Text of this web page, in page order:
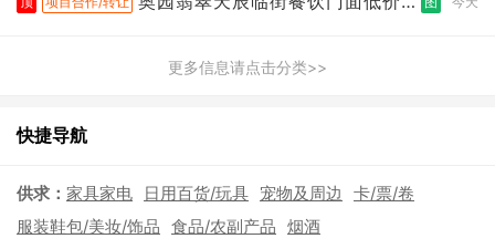
更多信息请点击分类>>
快捷导航
供求： 家具家电 日用百货/玩具 宠物及周边
卡/票/卷
服装鞋包/美妆/饰品 食品/农副产品 烟酒